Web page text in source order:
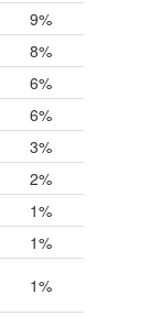
9%
8%
6%
6%
3%
2%
1%
1%
1%